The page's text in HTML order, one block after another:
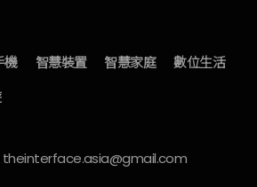
機 智慧裝置 智慧家庭
數位生活
theinterface.asia@gmail.com